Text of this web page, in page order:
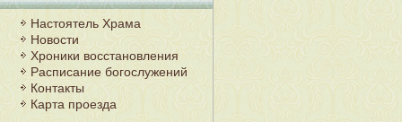
Настоятель Храма
Новости
Хроники восстановления
Расписание богослужений
Контакты
Карта проезда